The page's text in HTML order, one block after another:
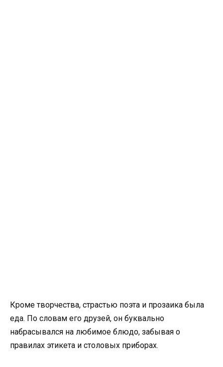
Кроме творчества, страстью поэта и прозаика была
еда. По словам его друзей, он буквально
набрасывался на любимое блюдо, забывая о
правилах этикета и столовых приборах.